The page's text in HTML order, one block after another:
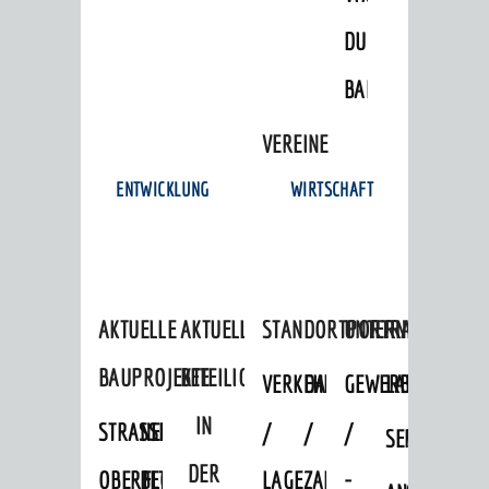
DULGER-
BAD
VEREINE
ENTWICKLUNG
AKTUELLE
BAUPROJEKTE
STRASSENBAUMASSNAHMEN OB
ERFLOCKENBACH
NEUBAU
BETRIEBSGEBÄUDE
AKTUELLE
BETEILIGUNGEN
IN
DER
WIRTSCHAFT
STANDORTPORTRAIT
VERKEHRSANBINDUNG
/
LAGE
DATEN
/
ZAHLEN
UNTERNEHMEN
GEWERBEFLÄCHEN
/
-